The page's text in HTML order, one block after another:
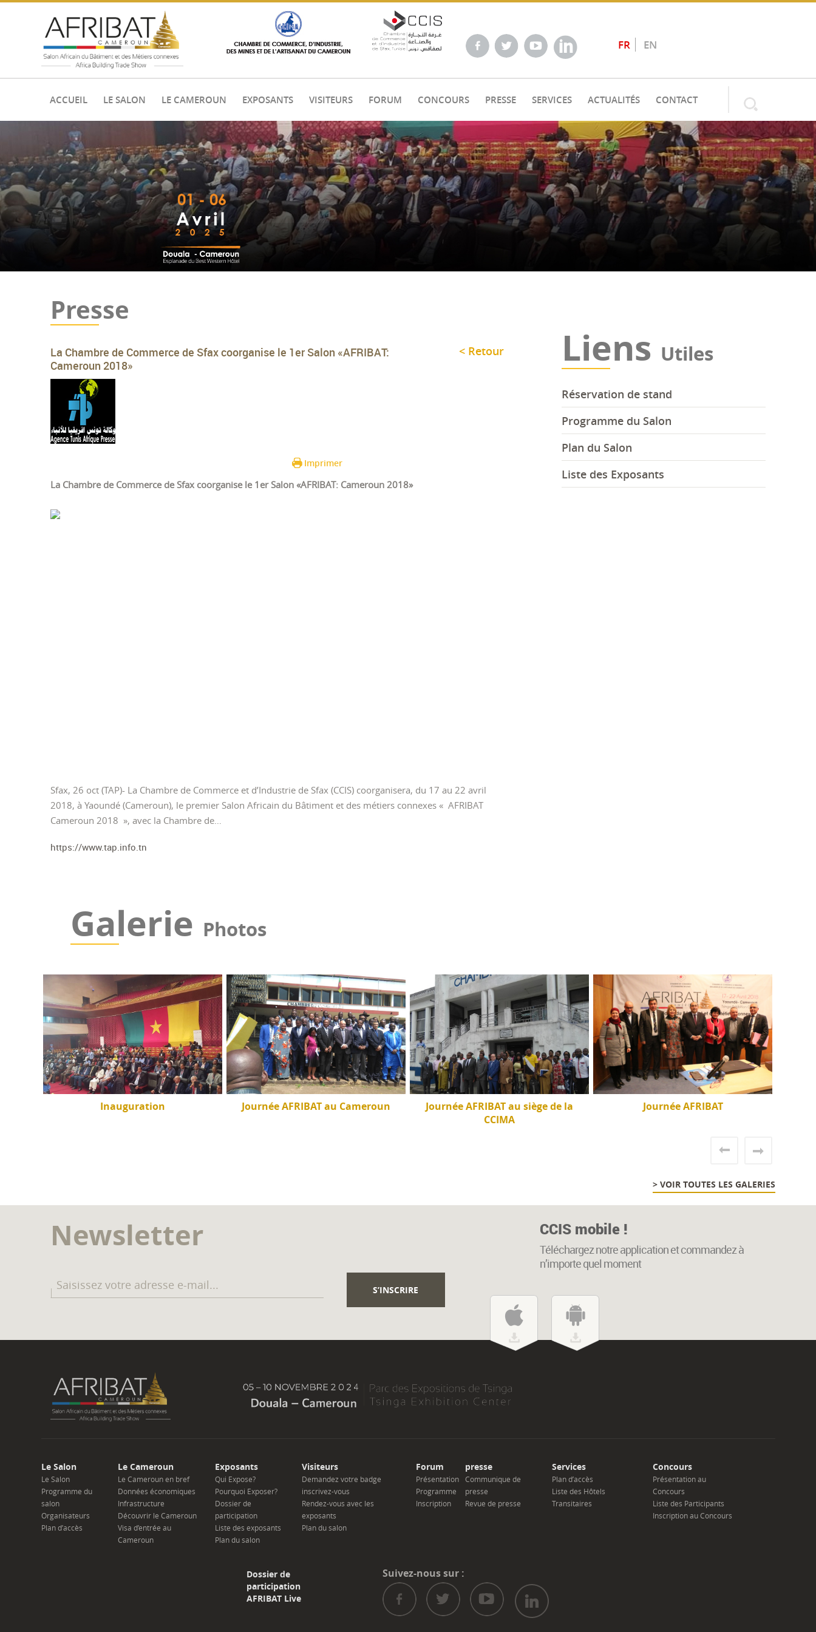
FR EN
ACCUEIL LE SALON LE CAMEROUN EXPOSANTS VISITEURS FORUM CONCOURS PRESSE SERVICES ACTUALITÉS CONTACT
Presse
< Retour
La Chambre de Commerce de Sfax coorganise le 1er Salon «AFRIBAT:
Cameroun 2018»
Imprimer
La Chambre de Commerce de Sfax coorganise le 1er Salon «AFRIBAT: Cameroun 2018»
Sfax, 26 oct (TAP)- La Chambre de Commerce et d’Industrie de Sfax (CCIS) coorganisera, du 17 au 22 avril
2018, à Yaoundé (Cameroun), le premier Salon Africain du Bâtiment et des métiers connexes « AFRIBAT
Cameroun 2018 », avec la Chambre de…
https://www.tap.info.tn
Liens Utiles
Réservation de stand
Programme du Salon
Plan du Salon
Liste des Exposants
Galerie Photos
Inauguration Journée AFRIBAT au Cameroun
Journée AFRIBAT au siège de la
CCIMA
Journée AFRIBAT
> VOIR TOUTES LES GALERIES
Newsletter CCIS mobile !
Téléchargez notre application et commandez à
n’importe quel moment
Le Salon
Le Salon
Programme du
salon
Organisateurs
Plan d’accès
Le Cameroun
Le Cameroun en bref
Données économiques
Infrastructure
Découvrir le Cameroun
Visa d’entrée au
Cameroun
Exposants
Qui Expose?
Pourquoi Exposer?
Dossier de
participation
Liste des exposants
Plan du salon
Visiteurs
Demandez votre badge
inscrivez-vous
Rendez-vous avec les
exposants
Plan du salon
Forum
Présentation
Programme
Inscription
presse
Communique de
presse
Revue de presse
Services
Plan d’accès
Liste des Hôtels
Transitaires
Concours
Présentation au
Concours
Liste des Participants
Inscription au Concours
Dossier de
participation
AFRIBAT Live
Suivez-nous sur :